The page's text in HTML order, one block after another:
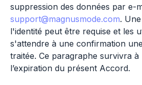
suppression des données par e-
support@magnusmode.com.
l'identité peut être requise et les
s'attendre à une confirmation
traitée. Ce paragraphe survivra à
l’expiration du présent Accord.